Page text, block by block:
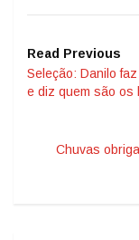
Read Previous
Seleção: Danilo
e diz quem são os
Chuvas